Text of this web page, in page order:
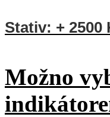
Stativ: + 2500
Možno